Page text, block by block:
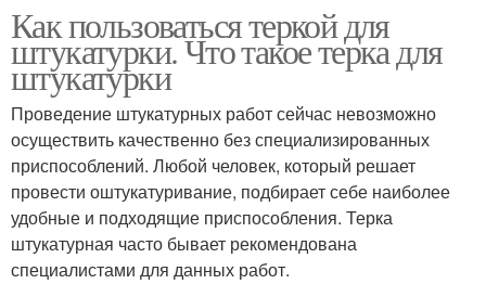
Как пользоваться теркой для
штукатурки. Что такое терка для
штукатурки
Проведение штукатурных работ сейчас невозможно
осуществить качественно без специализированных
приспособлений. Любой человек, который решает
провести оштукатуривание, подбирает себе наиболее
удобные и подходящие приспособления. Терка
штукатурная часто бывает рекомендована
специалистами для данных работ.